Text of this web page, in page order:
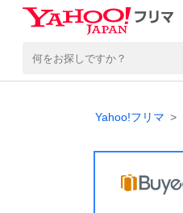
Yahoo!フリマ